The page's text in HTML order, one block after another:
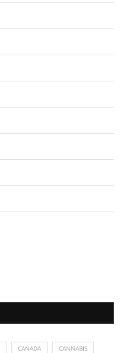
CANADA CANNABIS